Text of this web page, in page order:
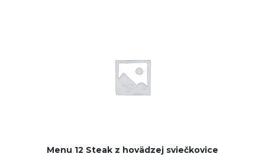
Menu 12 Steak z hovädzej sviečkovice